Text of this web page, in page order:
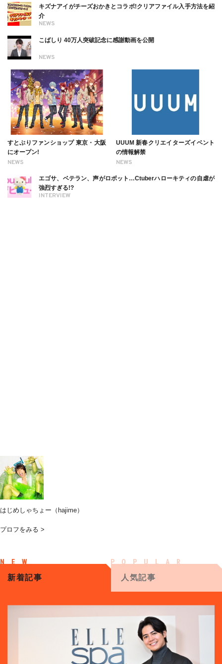
NEWS
キズナアイがチーズおかきとコラボ!クリアファイル入手方法を紹
介
NEWS
こばしり 40万人突破記念に感謝動画を公開
NEWS
すとぷりファンショップ 東京・大阪
にオープン!
NEWS
UUUM 新春クリエイターズイベント
の情報解禁
INTERVIEW
エゴサ、ベテラン、声がロボット…Ctuberハローキティの自虐が
強烈すぎる!?
はじめしゃちょー（hajime）
プロフをみる >
新着記事 人気記事